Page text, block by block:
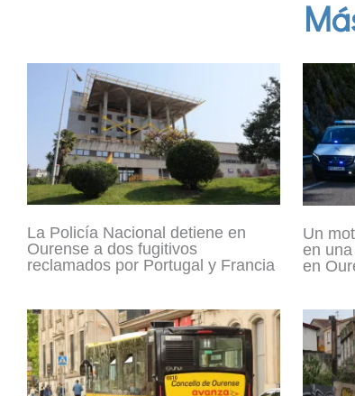
La Policía Nacional detiene en
Ourense a dos fugitivos
reclamados por Portugal y Francia
Un
en
en